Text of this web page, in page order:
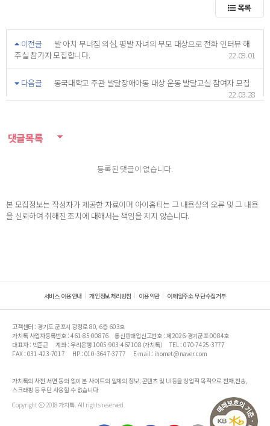
목록
이전글
발 아치 무너짐 의심, 평발 자녀의 부모 대상으로 전화 인터뷰 해
주실 참가자 모집합니다.
22.09.01
다음글
동국대학교 주관 발달장애아동 대상 운동 발달교실 참여자 모집
22.03.28
댓글목록
등록된 댓글이 없습니다.
본 모집정보는 작성자가 제공한 자료이며 아이홈티는 그 내용상의 오류 및 그 내용
을 신뢰하여 취해진 조치에 대해서는 책임을 지지 않습니다.
서비스 이용안내 개인정보처리방침 이용약관 이메일주소 무단수집거부
고객센터 : 경기도 군포시 광정로 80, 6층 603호
가치톡 사업자등록번호 : 461-85-00876
통신판매업신고번호 : 제2026-경기군포-0084호
대표자 : 박준근
계좌 : 우리은행 1005-903-467108 (가치톡)
TEL : 070-7425-3777
FAX : 031-423-7017
HP : 010-3647-3777 E-mail : ihomet@naver.com
가치톡의 사전 서면 동의 없이 본 사이트의 일체의 정보, 콘텐츠 및 UI등을 상업적 목적으로 전재,전송,
스크래핑 등 무단 사용할 수 없습니다
Copyright ⓒ 2018 가치톡. All rights reserved.